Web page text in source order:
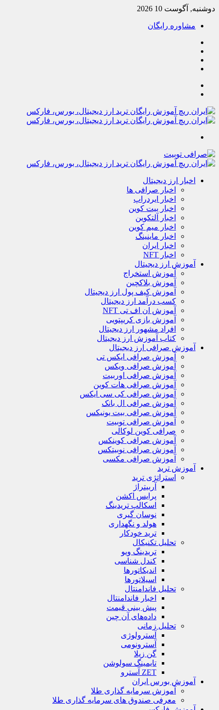
دوشنبه, آگوست 10 2026
مشاوره رایگان
اخبار ارز دیجیتال
اخبار صرافی ها
اخبار ایردراپ
اخبار بیت کوین
اخبار آلتکوین
اخبار میم کوین
اخبار ماینینگ
اخبار ایران
اخبار NFT
آموزش ارز دیجیتال
آموزش استخراج
آموزش بلاکچین
آموزش کیف پول ارز دیجیتال
کسب درآمد ارز دیجیتال
آموزش ان اف تی NFT
آموزش بازی کریپتویی
افراد مشهور ارز دیجیتال
کتاب آموزش ارز دیجیتال
آموزش صرافی ارز دیجیتال
آموزش صرافی ایکس تی
آموزش صرافی ویکس
آموزش صرافی اوربیت
آموزش صرافی هات کوین
آموزش صرافی کی سی ایکس
آموزش صرافی ال بانک
آموزش صرافی بیت یونیکس
آموزش صرافی توبیت
صرافی کوین لوکالی
آموزش صرافی کوینکس
آموزش صرافی نوبیتکس
آموزش صرافی مکسی
آموزش ترید
استراتژی‌ ترید
آربیتراژ
پرایس اکشن
اسکالپ تریدینگ
نوسان گیری
هولد و نگهداری
ترید خودکار
تحلیل تکنیکال
تریدینگ ویو
کندل شناسی
اندیکاتورها
اسیلاتورها
تحلیل فاندامنتال
اخبار فاندامنتال
پیش بینی قیمت
داده‌های آن چین
تحلیل زمانی
آسترولوژی
آسترونومی
گن زیلا
تايمينگ سولوشن
ZET آسترو
آموزش بورس ایران
آموزش سرمایه گذاری طلا
معرفی صندوق های سرمایه گذاری طلا